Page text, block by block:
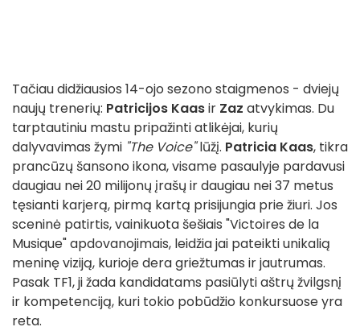
Tačiau didžiausios 14-ojo sezono staigmenos - dviejų
naujų trenerių: Patricijos Kaasir Zaz atvykimas. Du
tarptautiniu mastu pripažinti atlikėjai, kurių
dalyvavimas žymi "The Voice"lūžį. Patricia Kaas, tikra
prancūzų šansono ikona, visame pasaulyje pardavusi
daugiau nei 20 milijonų įrašų ir daugiau nei 37 metus
tęsianti karjerą, pirmą kartą prisijungia prie žiuri. Jos
sceninė patirtis, vainikuota šešiais "Victoires de la
Musique" apdovanojimais, leidžia jai pateikti unikalią
meninę viziją, kurioje dera griežtumas ir jautrumas.
Pasak TF1, ji žada kandidatams pasiūlyti aštrų žvilgsnį
ir kompetenciją, kuri tokio pobūdžio konkursuose yra
reta.